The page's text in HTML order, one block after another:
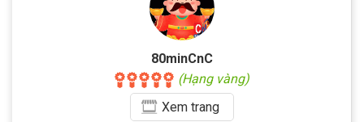
80minCnC
(Hạng vàng)
Xemtrang